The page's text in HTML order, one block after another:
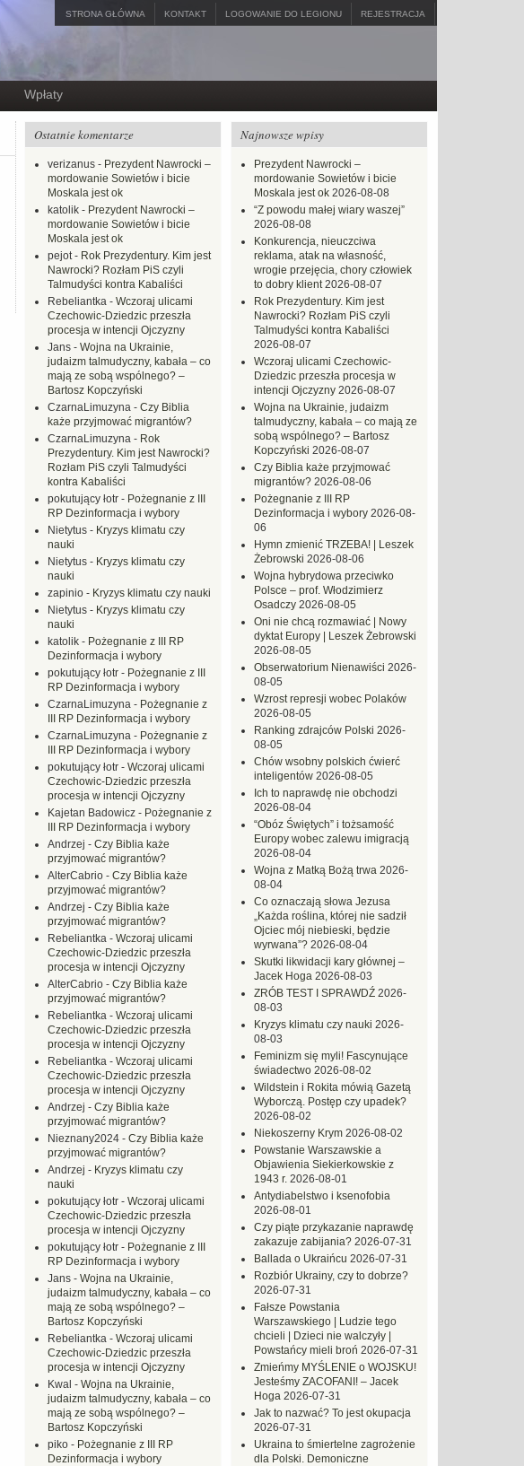
STRONA GŁÓWNA KONTAKT LOGOWANIE DO LEGIONU REJESTRACJA
Wpłaty
Najnowsze wpisy
Prezydent Nawrocki –
mordowanie Sowietów i bicie
Moskala jest ok 2026-08-08
“Z powodu małej wiary waszej”
2026-08-08
Konkurencja, nieuczciwa
reklama, atak na własność,
wrogie przejęcia, chory człowiek
to dobry klient 2026-08-07
Rok Prezydentury. Kim jest
Nawrocki? Rozłam PiS czyli
Talmudyści kontra Kabaliści
2026-08-07
Wczoraj ulicami Czechowic-
Dziedzic przeszła procesja w
intencji Ojczyzny 2026-08-07
Wojna na Ukrainie, judaizm
talmudyczny, kabała – co mają ze
sobą wspólnego? – Bartosz
Kopczyński 2026-08-07
Czy Biblia każe przyjmować
migrantów? 2026-08-06
Pożegnanie z III RP
Dezinformacja i wybory 2026-08-
06
Hymn zmienić TRZEBA! | Leszek
Żebrowski 2026-08-06
Wojna hybrydowa przeciwko
Polsce – prof. Włodzimierz
Osadczy 2026-08-05
Oni nie chcą rozmawiać | Nowy
dyktat Europy | Leszek Żebrowski
2026-08-05
Obserwatorium Nienawiści 2026-
08-05
Wzrost represji wobec Polaków
2026-08-05
Ranking zdrajców Polski 2026-
08-05
Chów wsobny polskich ćwierć
inteligentów 2026-08-05
Ich to naprawdę nie obchodzi
2026-08-04
“Obóz Świętych” i tożsamość
Europy wobec zalewu imigracją
2026-08-04
Wojna z Matką Bożą trwa 2026-
08-04
Co oznaczają słowa Jezusa
„Każda roślina, której nie sadził
Ojciec mój niebieski, będzie
wyrwana”? 2026-08-04
Skutki likwidacji kary głównej –
Jacek Hoga 2026-08-03
ZRÓB TEST I SPRAWDŹ 2026-
08-03
Kryzys klimatu czy nauki 2026-
08-03
Feminizm się myli! Fascynujące
świadectwo 2026-08-02
Wildstein i Rokita mówią Gazetą
Wyborczą. Postęp czy upadek?
2026-08-02
Niekoszerny Krym 2026-08-02
Powstanie Warszawskie a
Objawienia Siekierkowskie z
1943 r. 2026-08-01
Antydiabelstwo i ksenofobia
2026-08-01
Czy piąte przykazanie naprawdę
zakazuje zabijania? 2026-07-31
Ballada o Ukraińcu 2026-07-31
Rozbiór Ukrainy, czy to dobrze?
2026-07-31
Fałsze Powstania
Warszawskiego | Ludzie tego
chcieli | Dzieci nie walczyły |
Powstańcy mieli broń 2026-07-31
Zmieńmy MYŚLENIE o WOJSKU!
Jesteśmy ZACOFANI! – Jacek
Hoga 2026-07-31
Jak to nazwać? To jest okupacja
2026-07-31
Ukraina to śmiertelne zagrożenie
dla Polski. Demoniczne
Ostatnie komentarze
verizanus - Prezydent Nawrocki –
mordowanie Sowietów i bicie
Moskala jest ok
katolik - Prezydent Nawrocki –
mordowanie Sowietów i bicie
Moskala jest ok
pejot- Rok Prezydentury. Kim jest
Nawrocki? Rozłam PiS czyli
Talmudyści kontra Kabaliści
Rebeliantka - Wczoraj ulicami
Czechowic-Dziedzic przeszła
procesja w intencji Ojczyzny
Jans - Wojna na Ukrainie,
judaizm talmudyczny, kabała – co
mają ze sobą wspólnego? –
Bartosz Kopczyński
CzarnaLimuzyna - Czy Biblia
każe przyjmować migrantów?
CzarnaLimuzyna - Rok
Prezydentury. Kim jest Nawrocki?
Rozłam PiS czyli Talmudyści
kontra Kabaliści
pokutujący łotr - Pożegnanie z III
RP Dezinformacja i wybory
Nietytus - Kryzys klimatu czy
nauki
Nietytus - Kryzys klimatu czy
nauki
zapinio - Kryzys klimatu czy nauki
Nietytus - Kryzys klimatu czy
nauki
katolik - Pożegnanie z III RP
Dezinformacja i wybory
pokutujący łotr - Pożegnanie z III
RP Dezinformacja i wybory
CzarnaLimuzyna - Pożegnanie z
III RP Dezinformacja i wybory
CzarnaLimuzyna - Pożegnanie z
III RP Dezinformacja i wybory
pokutujący łotr - Wczoraj ulicami
Czechowic-Dziedzic przeszła
procesja w intencji Ojczyzny
Kajetan Badowicz - Pożegnanie z
III RP Dezinformacja i wybory
Andrzej - Czy Biblia każe
przyjmować migrantów?
AlterCabrio - Czy Biblia każe
przyjmować migrantów?
Andrzej - Czy Biblia każe
przyjmować migrantów?
Rebeliantka - Wczoraj ulicami
Czechowic-Dziedzic przeszła
procesja w intencji Ojczyzny
AlterCabrio - Czy Biblia każe
przyjmować migrantów?
Rebeliantka - Wczoraj ulicami
Czechowic-Dziedzic przeszła
procesja w intencji Ojczyzny
Rebeliantka - Wczoraj ulicami
Czechowic-Dziedzic przeszła
procesja w intencji Ojczyzny
Andrzej - Czy Biblia każe
przyjmować migrantów?
Nieznany2024 - Czy Biblia każe
przyjmować migrantów?
Andrzej - Kryzys klimatu czy
nauki
pokutujący łotr - Wczoraj ulicami
Czechowic-Dziedzic przeszła
procesja w intencji Ojczyzny
pokutujący łotr - Pożegnanie z III
RP Dezinformacja i wybory
Jans - Wojna na Ukrainie,
judaizm talmudyczny, kabała – co
mają ze sobą wspólnego? –
Bartosz Kopczyński
Rebeliantka - Wczoraj ulicami
Czechowic-Dziedzic przeszła
procesja w intencji Ojczyzny
Kwal - Wojna na Ukrainie,
judaizm talmudyczny, kabała – co
mają ze sobą wspólnego? –
Bartosz Kopczyński
piko - Pożegnanie z III RP
Dezinformacja i wybory